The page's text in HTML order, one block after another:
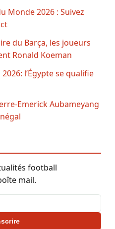
Monde 2026 : Suivez
du Barça, les joueurs
Ronald Koeman
l’Égypte se qualifie
Emerick Aubameyang
football
mail.